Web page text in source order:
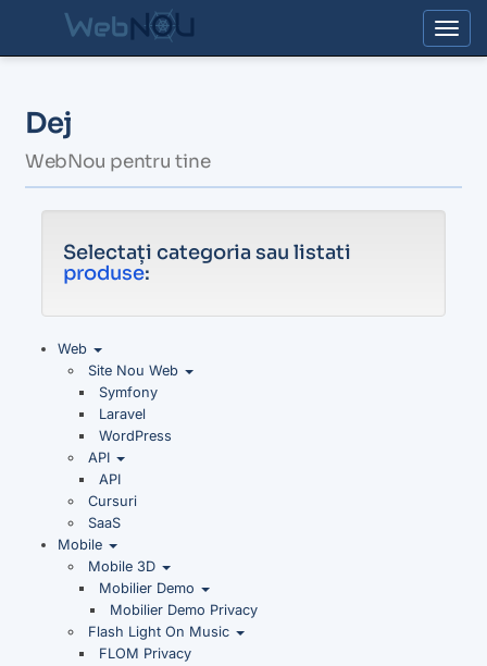
Dej
WebNou pentru tine
Selectați categoria sau listati
produse:
Web
Site Nou Web
Symfony
Laravel
WordPress
API
API
Cursuri
SaaS
Mobile
Mobile 3D
Mobilier Demo
Mobilier Demo Privacy
Flash Light On Music
FLOM Privacy